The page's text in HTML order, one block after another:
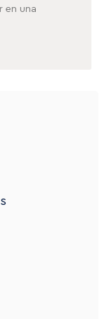
en una